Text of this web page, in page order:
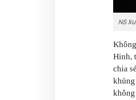
NS
Hinh,
chia